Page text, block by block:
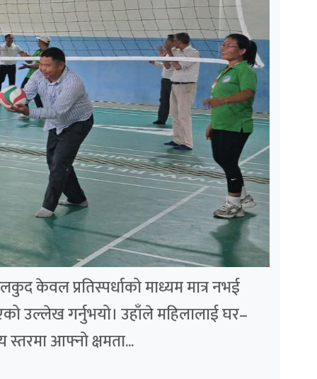
केवल प्रतिस्पर्धाको माध्यम मात्र नभई
उल्लेख गर्नुभयो। उहाँले महिलालाई घर–
स्तरमा आफ्नो क्षमता...